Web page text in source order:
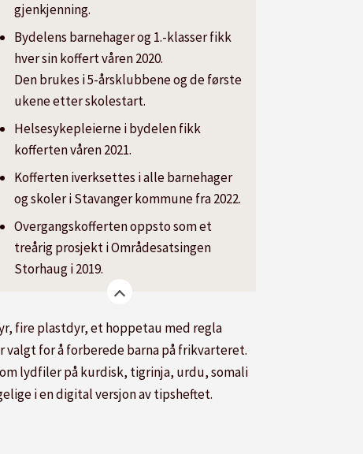
gjenkjenning.
Bydelens barnehager og 1.-klasser fikk
hver sin koffert våren 2020.
Den brukes i 5-årsklubbene og de første
ukene etter skolestart.
Helsesykepleierne i bydelen fikk
kofferten våren 2021.
Kofferten iverksettes i alle barnehager
og skoler i Stavanger kommune fra 2022.
Overgangskofferten oppsto som et
treårig prosjekt i Områdesatsingen
Storhaug i 2019.
fire plastdyr, et hoppetau med regla
valgt for å forberede barna på frikvarteret.
lydfiler på kurdisk, tigrinja, urdu, somali
i en digital versjon av tipsheftet.